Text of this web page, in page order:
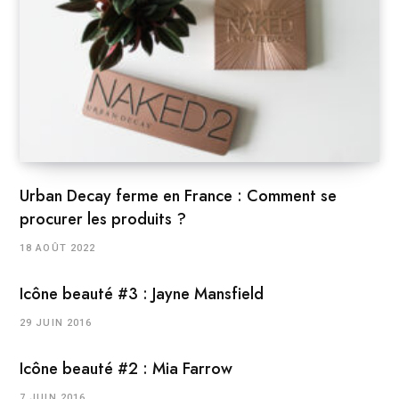
Urban Decay ferme en France : Comment se
procurer les produits ?
18 AOÛT 2022
Icône beauté #3 : Jayne Mansfield
29 JUIN 2016
Icône beauté #2 : Mia Farrow